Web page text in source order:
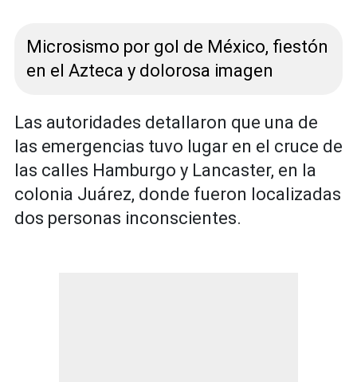
Microsismo por gol de México, fiestón
en el Azteca y dolorosa imagen
Las autoridades detallaron que una de
las emergencias tuvo lugar en el cruce de
las calles Hamburgo y Lancaster, en la
colonia Juárez, donde fueron localizadas
dos personas inconscientes.